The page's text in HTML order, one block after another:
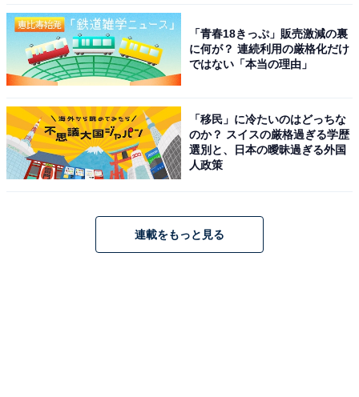
「青春18きっぷ」販売激減の裏
に何が？ 連続利用の厳格化だけ
ではない「本当の理由」
「移民」に冷たいのはどっちな
のか？ スイスの厳格過ぎる学歴
選別と、日本の曖昧過ぎる外国
人政策
連載をもっと見る